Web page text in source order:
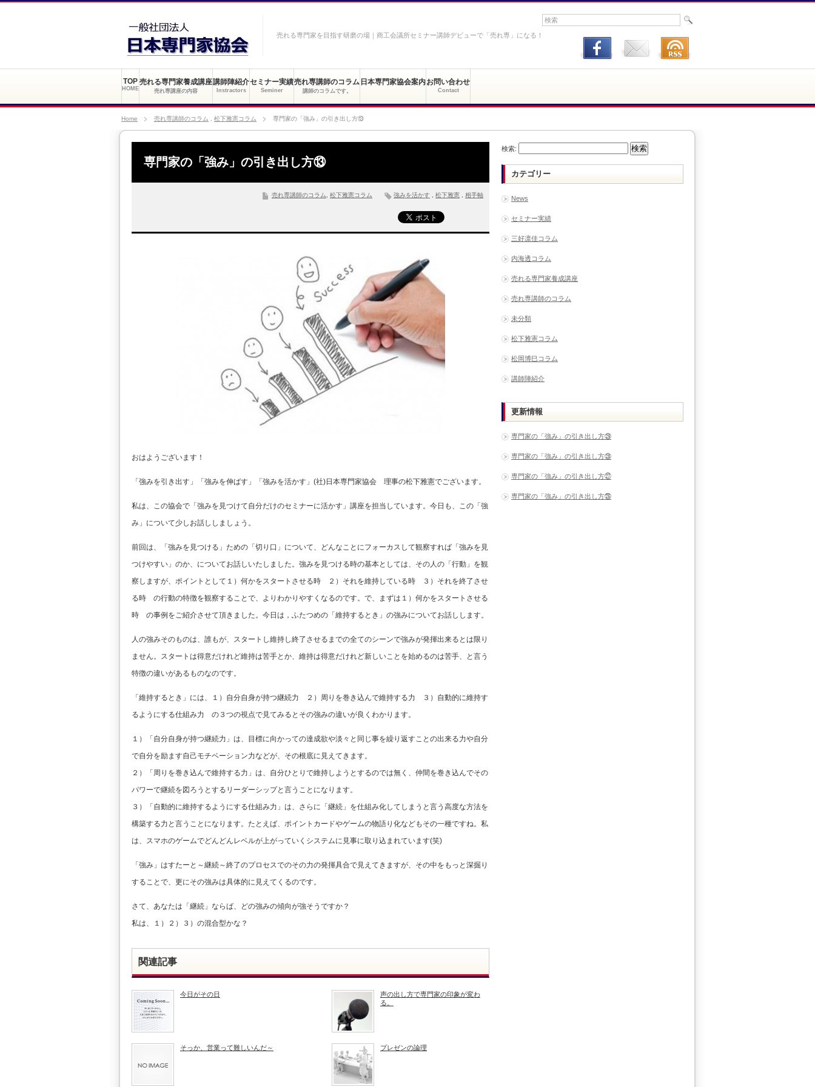
売れる専門家を目指す研磨の場｜商工会議所セミナー講師デビューで「売れ専」になる！
TOP
HOME
売れる専門家養成講座
売れ専講座の内容
講師陣紹介
Instractors
セミナー実績
Seminer
売れ専講師のコラム
講師のコラムです。
日本専門家協会案内お問い合わせ
Contact
Home 売れ専講師のコラム 松下雅憲コラム 専門家の「強み」の引き出し方⑬
専門家の「強み」の引き出し方⑬
強みを活かす 松下雅憲 相手軸
売れ専講師のコラム 松下雅憲コラム
おはようございます！
「強みを引き出す」「強みを伸ばす」「強みを活かす」(社)日本専門家協会 理事の松下雅憲でございます。
私は、この協会で「強みを見つけて自分だけのセミナーに活かす」講座を担当しています。今日も、この「強
み」について少しお話ししましょう。
前回は、「強みを見つける」ための「切り口」について、どんなことにフォーカスして観察すれば「強みを見
つけやすい」のか、についてお話しいたしました。強みを見つける時の基本としては、その人の「行動」を観
察しますが、ポイントとして１）何かをスタートさせる時 ２）それを維持している時 ３）それを終了させ
る時 の行動の特徴を観察することで、よりわかりやすくなるのです。で、まずは１）何かをスタートさせる
時 の事例をご紹介させて頂きました。今日は，ふたつめの「維持するとき」の強みについてお話しします。
人の強みそのものは、誰もが、スタートし維持し終了させるまでの全てのシーンで強みが発揮出来るとは限り
ません。スタートは得意だけれど維持は苦手とか、維持は得意だけれど新しいことを始めるのは苦手、と言う
特徴の違いがあるものなのです。
「維持するとき」には、１）自分自身が持つ継続力 ２）周りを巻き込んで維持する力 ３）自動的に維持す
るようにする仕組み力 の３つの視点で見てみるとその強みの違いが良くわかります。
１）「自分自身が持つ継続力」は、目標に向かっての達成欲や淡々と同じ事を繰り返すことの出来る力や自分
で自分を励ます自己モチベーション力などが、その根底に見えてきます。
２）「周りを巻き込んで維持する力」は、自分ひとりで維持しようとするのでは無く、仲間を巻き込んでその
パワーで継続を図ろうとするリーダーシップと言うことになります。
３）「自動的に維持するようにする仕組み力」は、さらに「継続」を仕組み化してしまうと言う高度な方法を
構築する力と言うことになります。たとえば、ポイントカードやゲームの物語り化などもその一種ですね。私
は、スマホのゲームでどんどんレベルが上がっていくシステムに見事に取り込まれています(笑)
「強み」はすたーと～継続～終了のプロセスでのその力の発揮具合で見えてきますが、その中をもっと深掘り
することで、更にその強みは具体的に見えてくるのです。
さて、あなたは「継続」ならば、どの強みの傾向が強そうですか？
私は、１）２）３）の混合型かな？
関連記事
今日がその日
声の出し方で専門家の印象が変わ
る。
そっか、営業って難しいんだ～ プレゼンの論理
検索:
カテゴリー
News
セミナー実績
三好凛佳コラム
内海透コラム
売れる専門家養成講座
売れ専講師のコラム
未分類
松下雅憲コラム
松岡博巳コラム
講師陣紹介
更新情報
専門家の「強み」の引き出し方㉙
専門家の「強み」の引き出し方㉘
専門家の「強み」の引き出し方㉗
専門家の「強み」の引き出し方㉖